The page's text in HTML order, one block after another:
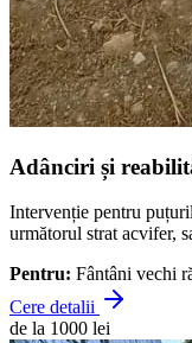
Adânciri și
Intervenție pentru
următorul strat acvifer,
Pentru: Fântâni vechi
Cere detalii
de la 1000 lei